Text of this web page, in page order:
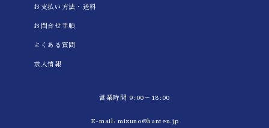
お支払い方法・送料
お問合せ手順
よくある質問
求人情報
営業時間 9:00～18:00
E-mail: mizuno@hanten.jp